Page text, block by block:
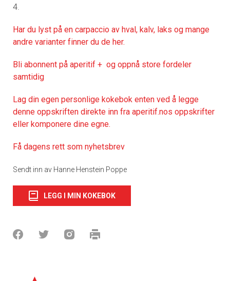
4.
Har du lyst på en carpaccio av hval, kalv, laks og mange
andre varianter finner du de her.
Bli abonnent på aperitif + og oppnå store fordeler
samtidig
Lag din egen personlige kokebok enten ved å legge
denne oppskriften direkte inn fra aperitif.nos oppskrifter
eller komponere dine egne.
Få dagens rett som nyhetsbrev
Sendt inn av Hanne Henstein Poppe
LEGG I MIN KOKEBOK